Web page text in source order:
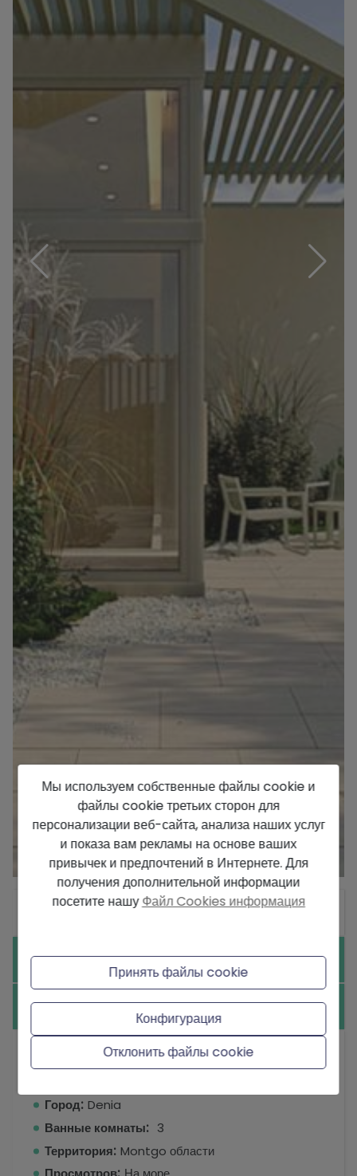
Общие сведения
Оборудование
другие
Участок
Город: Denia
Ванные комнаты: 3
Территория: Montgo области
Мы используем собственные файлы cookie и
файлы cookie третьих сторон для
персонализации веб-сайта, анализа наших услуг
и показа вам рекламы на основе ваших
привычек и предпочтений в Интернете. Для
получения дополнительной информации
посетите нашуФайл Cookies информация
Принять файлы cookie
Конфигурация
Отклонить файлы cookie